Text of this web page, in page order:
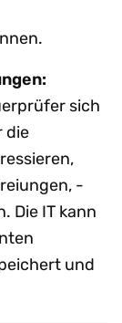
sich
die
-
Die IT kann
und